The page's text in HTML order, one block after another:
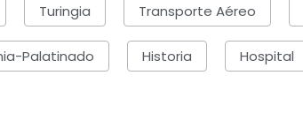
Turingia Transporte Aéreo
Palatinado Historia Hospital